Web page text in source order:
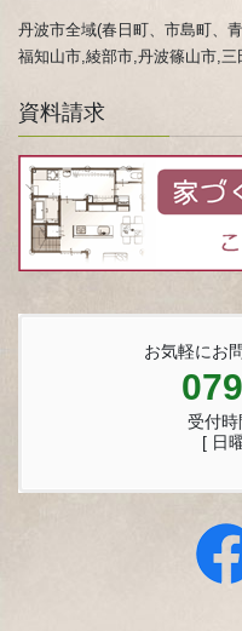
丹波市全域(春日町、市島町、
福知山市,綾部市,丹波篠山市,
資料請求
お気軽にお
受付
[ 日